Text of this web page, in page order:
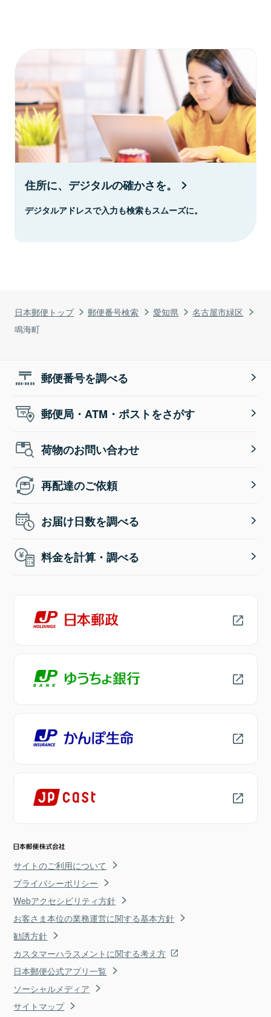
日本郵便トップ 郵便番号検索 愛知県
名古屋市緑区
鳴海町
住所に、デジタルの確かさを。
デジタルアドレスで入力も検索もスムーズに。
郵便番号を調べる
郵便局・ATM・ポストをさがす
荷物のお問い合わせ
再配達のご依頼
お届け日数を調べる
料金を計算・調べる
サイトのご利用について
プライバシーポリシー
Webアクセシビリティ方針
お客さま本位の業務運営に関する基本方針
勧誘方針
カスタマーハラスメントに関する考え方
日本郵便公式アプリ一覧
ソーシャルメディア
サイトマップ